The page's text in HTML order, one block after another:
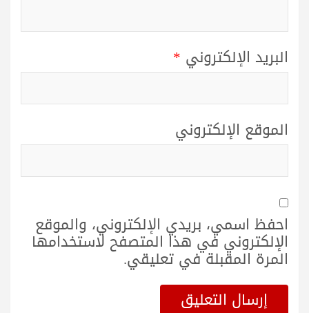
البريد الإلكتروني *
الموقع الإلكتروني
احفظ اسمي، بريدي الإلكتروني، والموقع
الإلكتروني في هذا المتصفح لاستخدامها
المرة المقبلة في تعليقي.